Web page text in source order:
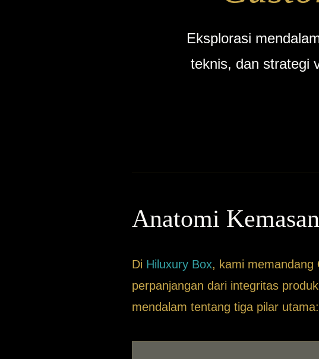
Eksplorasi
teknis, dan strategi
Anatomi
Di Hiluxury Box, kami memandang
perpanjangan dari integritas
mendalam tentang tiga pilar